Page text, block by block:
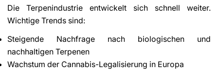
Die Terpenindustrie entwickelt sich schnell weiter.
Wichtige Trends sind:
Steigende Nachfrage nach biologischen und
nachhaltigen Terpenen
Wachstum der Cannabis-Legalisierung in Europa